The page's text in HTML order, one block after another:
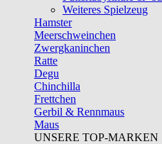
Weiteres Spielzeug
Hamster
Meerschweinchen
Zwergkaninchen
Ratte
Degu
Chinchilla
Frettchen
Gerbil & Rennmaus
Maus
UNSERE TOP-MARKEN